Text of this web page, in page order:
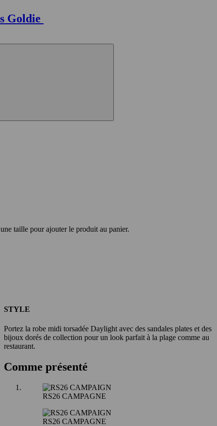
Goldie
taille pour ajouter le produit au panier.
STYLE
Portez la robe midi torsadée Daylight avec des sandales plates et des
bijoux dorés de collection pour un look parfait à la plage comme au
restaurant.
Comme présenté
RS26 CAMPAGNE
RS26 CAMPAGNE